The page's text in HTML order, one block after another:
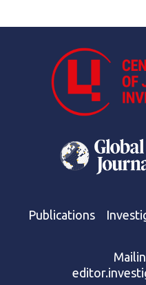
Publications